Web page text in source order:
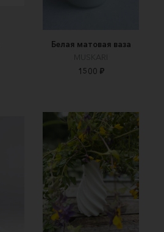
Белая матовая ваза
MUSKARI
1500 ₽